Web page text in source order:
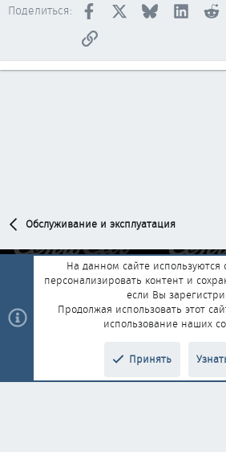
Поделиться: Facebook BlueskyLinkedIn
Ссылка
Обслуживание и эксплуатация
Обратная связь
Условия и правила
Политика конфиденциальности
Помощь
add-ons by ThemeHouse Перевод от Jumuro®
На данном сайте
персонализировать контент и
если Вы
Продолжая использовать этот
использование наших
Принять